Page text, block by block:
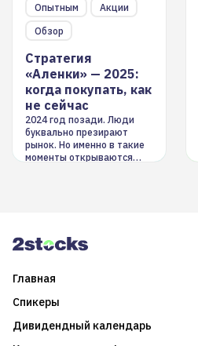
Опытным
Акции
Обзор
Стратегия
«Аленки» — 2025:
когда покупать, как
не сейчас
2024 год позади. Люди
буквально презирают
рынок. Но именно в такие
моменты открываются
Главная
Спикеры
Дивидендный календарь